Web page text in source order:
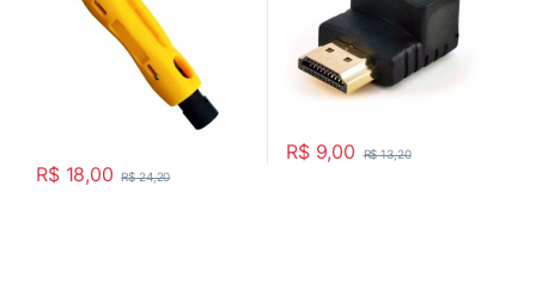
R$18,00 R$24,20
R$9,00 R$13,20